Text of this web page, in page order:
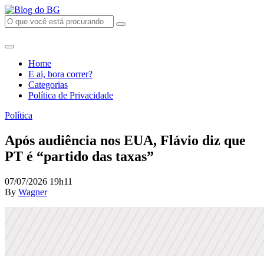
Home
E ai, bora correr?
Categorias
Política de Privacidade
Política
Após audiência nos EUA, Flávio diz que
PT é “partido das taxas”
07/07/2026 19h11
By Wagner